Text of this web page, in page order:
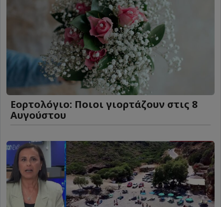
Εορτολόγιο: Ποιοι γιορτάζουν στις 8
Αυγούστου